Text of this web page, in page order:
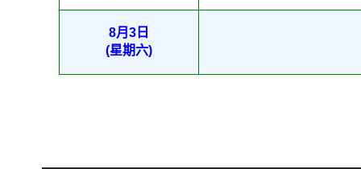
8月3日
(星期六)